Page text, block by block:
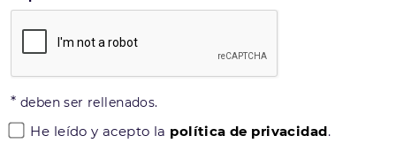
* deben ser rellenados.
He leído y acepto la política de privacidad.